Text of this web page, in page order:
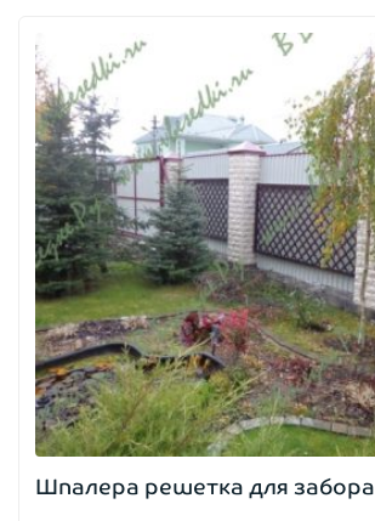
Шпалера решетка для забора